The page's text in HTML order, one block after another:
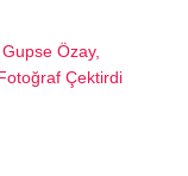
Özay,
Çektirdi